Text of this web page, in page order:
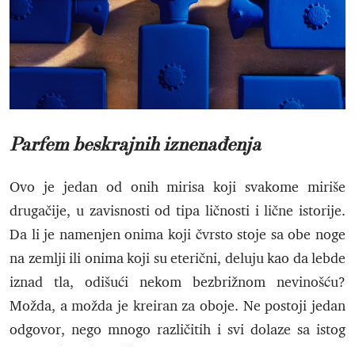
Parfem beskrajnih iznenađenja
Ovo je jedan od onih mirisa koji svakome miriše
drugačije, u zavisnosti od tipa ličnosti i lične istorije.
Da li je namenjen onima koji čvrsto stoje sa obe noge
na zemlji ili onima koji su eterični, deluju kao da lebde
iznad tla, odišući nekom bezbrižnom nevinošću?
Možda, a možda je kreiran za oboje. Ne postoji jedan
odgovor, nego mnogo različitih i svi dolaze sa istog